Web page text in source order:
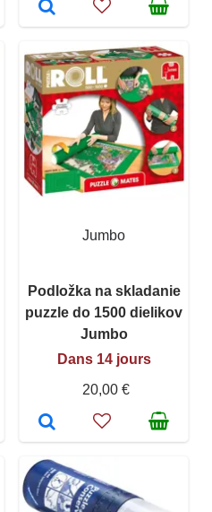
Jumbo
Podložka na skladanie
puzzle do 1500 dielikov
Jumbo
Dans 14 jours
20,00 €